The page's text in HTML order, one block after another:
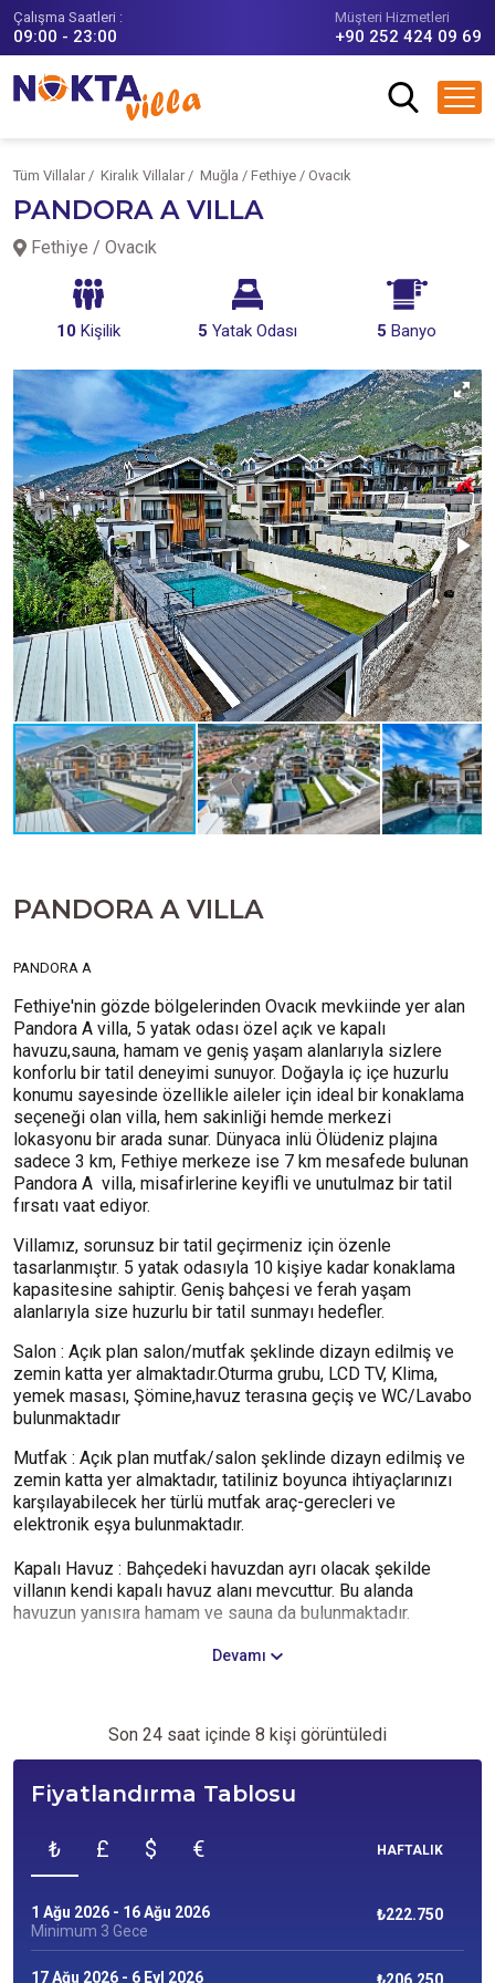
Çalışma Saatleri :
09:00 - 23:00
Müşteri Hizmetleri
+90 252 424 09 69
Tüm Villalar / Kiralık Villalar / Muğla / Fethiye / Ovacık
PANDORA A VILLA
Fethiye / Ovacık
10Kişilik 5 Yatak Odası 5 Banyo
PANDORA A VILLA
PANDORA A
Fethiye'nin gözde bölgelerinden Ovacık mevkiinde yer alan
Pandora A villa, 5 yatak odası özel açık ve kapalı
havuzu,sauna, hamam ve geniş yaşam alanlarıyla sizlere
konforlu bir tatil deneyimi sunuyor. Doğayla iç içe huzurlu
konumu sayesinde özellikle aileler için ideal bir konaklama
seçeneği olan villa, hem sakinliği hemde merkezi
lokasyonu bir arada sunar. Dünyaca inlü Ölüdeniz plajına
sadece 3 km, Fethiye merkeze ise 7 km mesafede bulunan
Pandora A villa, misafirlerine keyifli ve unutulmaz bir tatil
fırsatı vaat ediyor.
Villamız, sorunsuz bir tatil geçirmeniz için özenle
tasarlanmıştır. 5 yatak odasıyla 10 kişiye kadar konaklama
kapasitesine sahiptir. Geniş bahçesi ve ferah yaşam
alanlarıyla size huzurlu bir tatil sunmayı hedefler.
Salon : Açık plan salon/mutfak şeklinde dizayn edilmiş ve
zemin katta yer almaktadır.Oturma grubu, LCD TV, Klima,
yemek masası, Şömine,havuz terasına geçiş ve WC/Lavabo
bulunmaktadır
Mutfak : Açık plan mutfak/salon şeklinde dizayn edilmiş ve
zemin katta yer almaktadır, tatiliniz boyunca ihtiyaçlarınızı
karşılayabilecek her türlü mutfak araç-gerecleri ve
elektronik eşya bulunmaktadır.
Kapalı Havuz : Bahçedeki havuzdan ayrı olacak şekilde
villanın kendi kapalı havuz alanı mevcuttur. Bu alanda
havuzun yanısıra hamam ve sauna da bulunmaktadır.
2. Yatak Odası : Çift kişilik yatak, Komidin, Klima, Gardrop,
Banyo ve Balkon bulunmaktadır.
3. Yatak Odası : Çift kişilik yatak, Komidin, Klima, Gardrop,
4. Yatak Odası : Çift kişilik yatak, Komidin, Klima, Gardrop,
ve Balkon bulunmaktadır.
5. Yatak Odası : İki adet tek kişilik yatak, Komidin, Klima,
Gardrop, ve Balkon bulunmaktadır.
Devamı
Son 24 saat içinde 8 kişi görüntüledi
Fiyatlandırma Tablosu
₺ £ $ € HAFTALIK
1 Ağu 2026 - 16 Ağu 2026
Minimum 3 Gece
₺222.750
17 Ağu 2026 - 6 Eyl 2026